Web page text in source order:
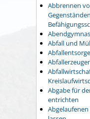
Abbrennen
Abfall und
Abgabe für
entrichten